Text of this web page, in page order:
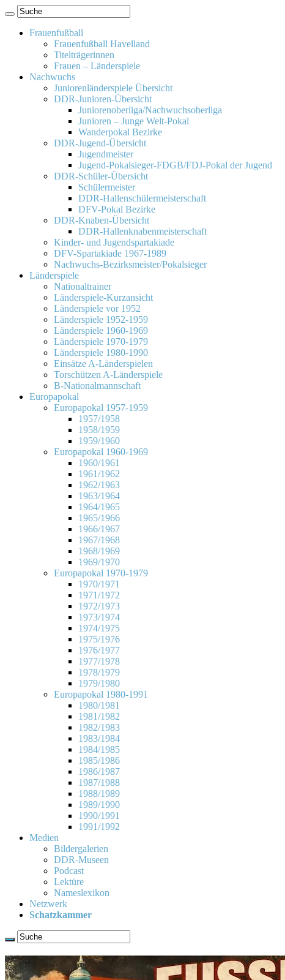
Frauenfußball
Frauenfußball Havelland
Titelträgerinnen
Frauen – Länderspiele
Nachwuchs
Juniorenländerspiele Übersicht
DDR-Junioren-Übersicht
Juniorenoberliga/Nachwuchsoberliga
Junioren – Junge Welt-Pokal
Wanderpokal Bezirke
DDR-Jugend-Übersicht
Jugendmeister
Jugend-Pokalsieger-FDGB/FDJ-Pokal der Jugend
DDR-Schüler-Übersicht
Schülermeister
DDR-Hallenschülermeisterschaft
DFV-Pokal Bezirke
DDR-Knaben-Übersicht
DDR-Hallenknabenmeisterschaft
Kinder- und Jugendspartakiade
DFV-Spartakiade 1967-1989
Nachwuchs-Bezirksmeister/Pokalsieger
Länderspiele
Nationaltrainer
Länderspiele-Kurzansicht
Länderspiele vor 1952
Länderspiele 1952-1959
Länderspiele 1960-1969
Länderspiele 1970-1979
Länderspiele 1980-1990
Einsätze A-Länderspielen
Torschützen A-Länderspiele
B-Nationalmannschaft
Europapokal
Europapokal 1957-1959
1957/1958
1958/1959
1959/1960
Europapokal 1960-1969
1960/1961
1961/1962
1962/1963
1963/1964
1964/1965
1965/1966
1966/1967
1967/1968
1968/1969
1969/1970
Europapokal 1970-1979
1970/1971
1971/1972
1972/1973
1973/1974
1974/1975
1975/1976
1976/1977
1977/1978
1978/1979
1979/1980
Europapokal 1980-1991
1980/1981
1981/1982
1982/1983
1983/1984
1984/1985
1985/1986
1986/1987
1987/1988
1988/1989
1989/1990
1990/1991
1991/1992
Medien
Bildergalerien
DDR-Museen
Podcast
Lektüre
Nameslexikon
Netzwerk
Schatzkammer